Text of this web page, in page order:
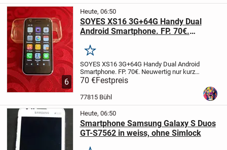
6
Heute, 06:50
SOYES XS16 3G+64G Handy Dual
Android Smartphone. FP. 70€.
mit original Displayfolie.
Merken
SOYES XS16 3G+64G Handy Dual Android
Smartphone. FP. 70€. Neuwertig nur kurz
getestet. Noch mit original Displayfolie.
Technische Spezifikationen
Zoll IPS-Touchscreen mit einer
70 €Festpreis
77815 Bühl
Heute, 06:50
Smartphone Samsung Galaxy S Duos
GT-S7562 in weiss, ohne Simlock